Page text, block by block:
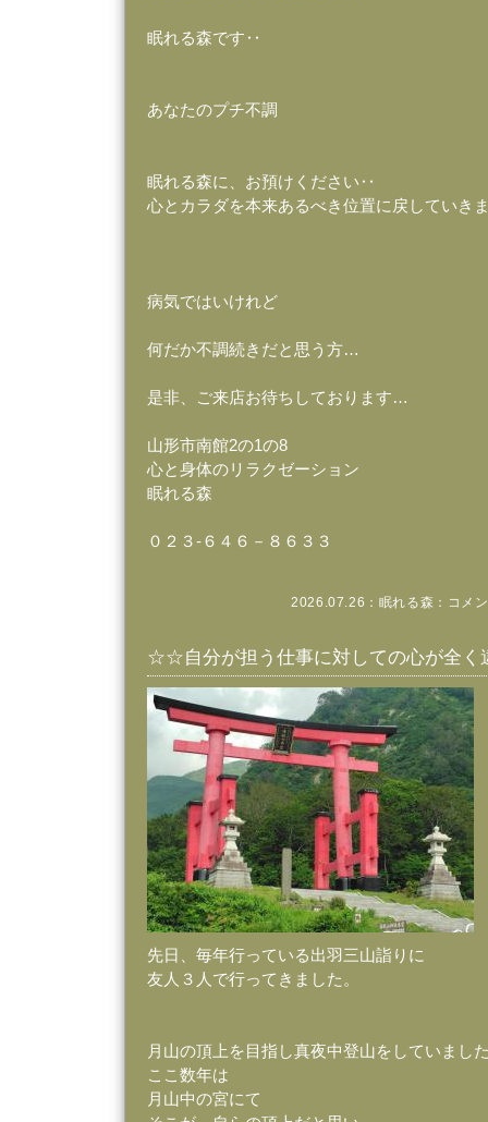
眠れる森です‥
あなたのプチ不調
眠れる森に、お預けください‥
心とカラダを本来あるべき位置に戻していき
病気ではいけれど
何だか不調続きだと思う方…
是非、ご来店お待ちしております…
山形市南館2の1の8
心と身体のリラクゼーション
眠れる森
０２３‐６４６－８６３３
2026.07.26： 眠れる森 ： コメ
☆☆自分が担う仕事に対しての心が全
先日、毎年行っている出羽三山詣りに
友人３人で行ってきました。
月山の頂上を目指し真夜中登山をしていまし
ここ数年は
月山中の宮にて